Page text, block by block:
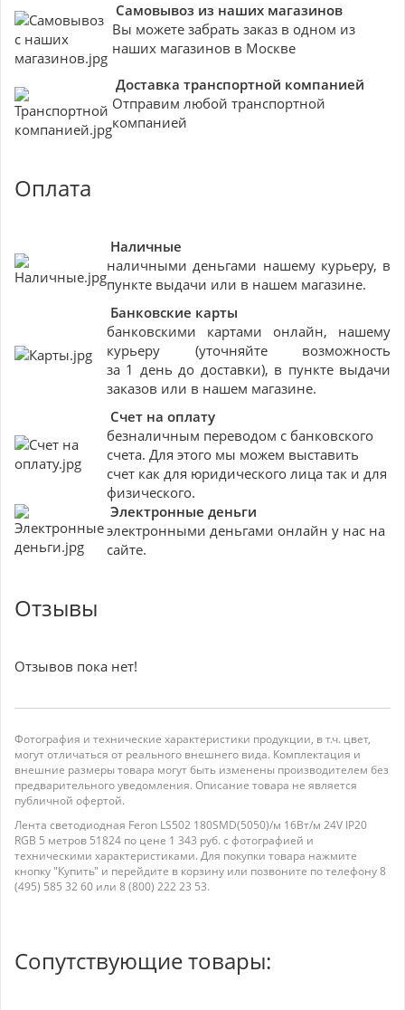
Самовывоз из наших магазинов
Вы можете забрать заказ в одном из
наших магазинов в Москве
Доставка транспортной компанией
Отправим любой транспортной
компанией
Оплата
Наличные
наличными деньгами нашему курьеру, в
пункте выдачи или в нашем магазине.
Банковские карты
банковскими картами онлайн, нашему
курьеру (уточняйте возможность
за 1 день до доставки), в пункте выдачи
заказов или в нашем магазине.
Счет на оплату
безналичным переводом с банковского
счета. Для этого мы можем выставить
счет как для юридического лица так и для
физического.
Электронные деньги
электронными деньгами онлайн у нас на
сайте.
Отзывы
Отзывов пока нет!
Фотография и технические характеристики продукции, в т.ч. цвет,
могут отличаться от реального внешнего вида. Комплектация и
внешние размеры товара могут быть изменены производителем без
предварительного уведомления. Описание товара не является
публичной офертой.
Лента светодиодная Feron LS502 180SMD(5050)/м 16Вт/м 24V IP20
RGB 5 метров 51824 по цене 1 343 руб. с фотографией и
техническими характеристиками. Для покупки товара нажмите
кнопку "Купить" и перейдите в корзину или позвоните по телефону 8
(495) 585 32 60 или 8 (800) 222 23 53.
Сопутствующие товары: